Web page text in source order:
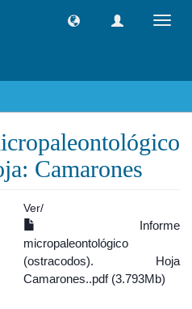
Camarones
Ver/
Informe
micropaleontológico
(ostracodos). Hoja
Camarones..pdf (3.793Mb)